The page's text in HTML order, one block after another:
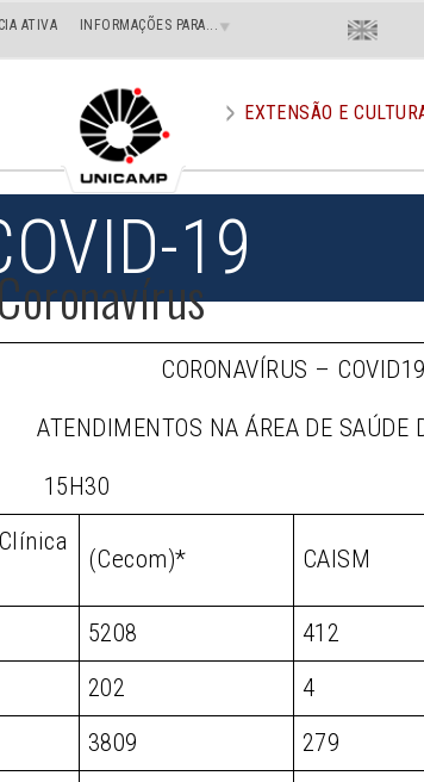
ATIVA INFORMAÇÕES PARA... Menu
Superior
Direito
En
EXTENSÃO E
19
CORONAVÍRUS – COVID19
ATENDIMENTOS NA ÁREA DE SAÚDE
15H30
(Cecom)* CAISM
5208 412
202 4
3809 279